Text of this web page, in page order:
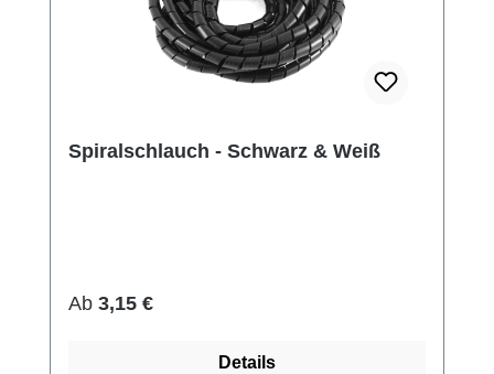
Spiralschlauch - Schwarz & Weiß
Regulärer Preis:
Ab 3,15 €
Details